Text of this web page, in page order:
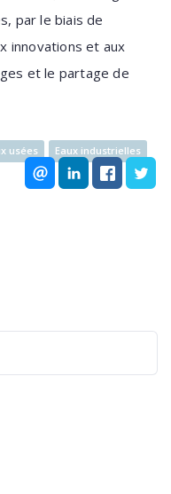
par le biais de
innovations et aux
et le partage de
usées Eaux industrielles